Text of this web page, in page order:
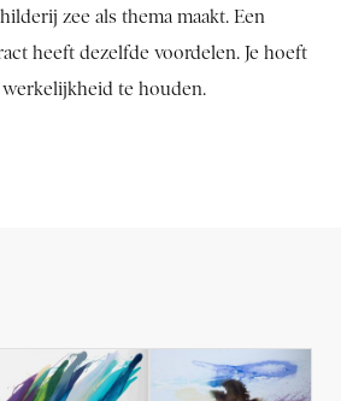
zee als thema maakt. Een
heeft dezelfde voordelen. Je hoeft
te houden.